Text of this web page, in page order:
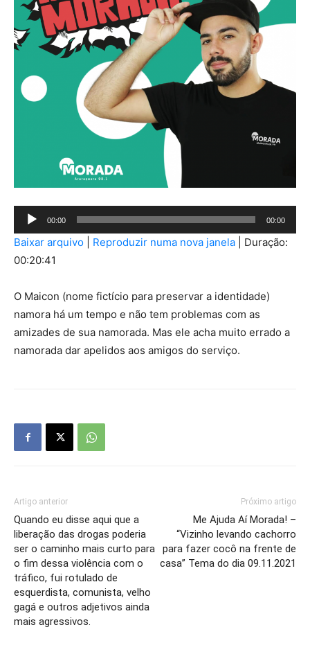
Tocador
de
áudio
00:00 00:00
Baixar arquivo Reproduzir numa nova janela
Duração:
00:20:41
O Maicon (nome fictício para preservar a identidade)
namora há um tempo e não tem problemas com as
amizades de sua namorada. Mas ele acha muito errado a
namorada dar apelidos aos amigos do serviço.
Artigo anterior
Quando eu disse aqui que a
liberação das drogas poderia
ser o caminho mais curto para
o fim dessa violência com o
tráfico, fui rotulado de
esquerdista, comunista, velho
gagá e outros adjetivos ainda
mais agressivos.
Próximo artigo
Me Ajuda Aí Morada! –
“Vizinho levando cachorro
para fazer cocô na frente de
casa” Tema do dia 09.11.2021